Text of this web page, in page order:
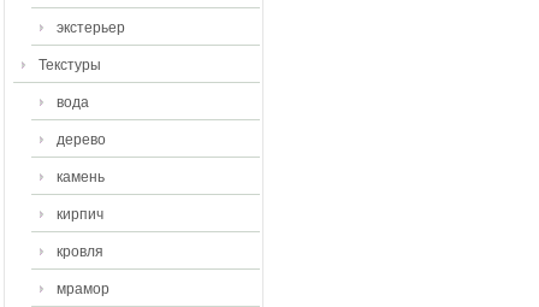
экстерьер
Текстуры
вода
дерево
камень
кирпич
кровля
мрамор